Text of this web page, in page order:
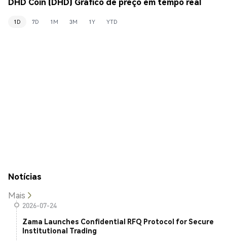
1D 7D 1M 3M 1Y YTD
Notícias
Mais
2026-07-24
Zama Launches Confidential RFQ Protocol for Secure
Institutional Trading